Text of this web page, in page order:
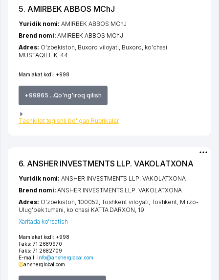
5. AMIRBEK ABBOS MChJ
Mamlakat kodi: +998
+99865 ...Qo'ng'iroq qilish
Tashkilot tegishli bo'lgan Rubrikalar
Yuridik nomi:AMIRBEK ABBOS MChJ
Brend nomi:AMIRBEK ABBOS MChJ
Adres: O'zbekiston, Buxoro viloyati Buxoro ko'chasi
MUSTAQILLIK , 44
6. ANSHER INVESTMENTS LLP. VAKOLATXONA
Mamlakat kodi: +998
Faks: 71 2689970
Faks: 71 2682709
E-mail: info@ansherglobal.com
ansherglobal.com
Yuridik nomi:ANSHER INVESTMENTS LLP. VAKOLATXONA
Brend nomi:ANSHER INVESTMENTS LLP. VAKOLATXONA
Adres: O'zbekiston, 100052, Toshkent viloyati, Toshkent, Mirzo-
Ulug'bek tumani, ko'chasi KATTA DARXON, 19
Xaritada ko'rsatish